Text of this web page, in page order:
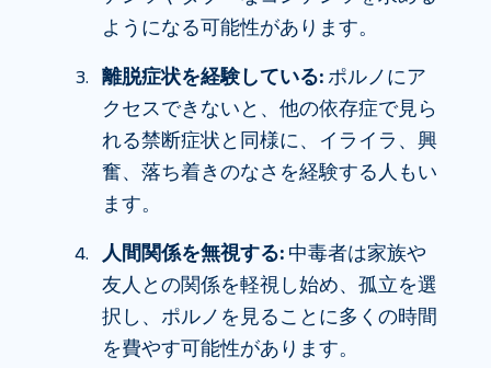
ようになる可能性があります。
離脱症状を経験している:ポルノにア
クセスできないと、他の依存症で見ら
れる禁断症状と同様に、イライラ、興
奮、落ち着きのなさを経験する人もい
ます。
人間関係を無視する:中毒者は家族や
友人との関係を軽視し始め、孤立を選
択し、ポルノを見ることに多くの時間
を費やす可能性があります。